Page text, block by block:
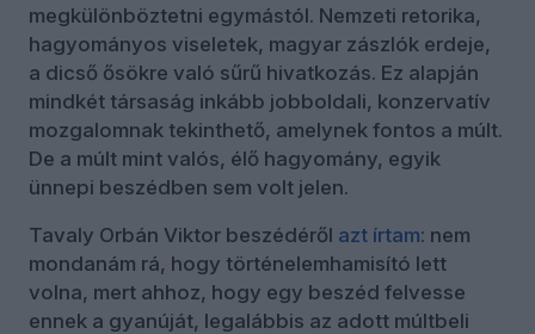
megkülönböztetni egymástól. Nemzeti retorika,
hagyományos viseletek, magyar zászlók erdeje,
a dicső ősökre való sűrű hivatkozás. Ez alapján
mindkét társaság inkább jobboldali, konzervatív
mozgalomnak tekinthető, amelynek fontos a múlt.
De a múlt mint valós, élő hagyomány, egyik
ünnepi beszédben sem volt jelen.
Tavaly Orbán Viktor beszédéről azt írtam: nem
mondanám rá, hogy történelemhamisító lett
volna, mert ahhoz, hogy egy beszéd felvesse
ennek a gyanúját, legalábbis az adott múltbeli